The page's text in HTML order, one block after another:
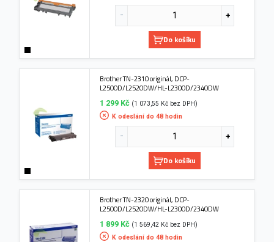
Do košíku
Brother TN-2310 originál, DCP-
L2500D/L2520DW/HL-L2300D/2340DW
1 299 Kč (1 073,55 Kč bez DPH)
K odeslání do 48 hodin
Do košíku
Brother TN-2320 originál, DCP-
L2500D/L2520DW/HL-L2300D/2340DW
1 899 Kč (1 569,42 Kč bez DPH)
K odeslání do 48 hodin